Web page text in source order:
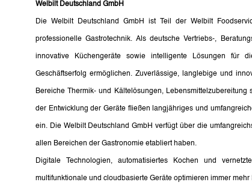
Welbilt Deutschland GmbH
Die Welbilt Deutschland GmbH ist Teil der Welbilt
professionelle Gastrotechnik. Als deutsche Vertriebs-,
innovative Küchengeräte sowie intelligente Lösungen für
Geschäftserfolg ermöglichen. Zuverlässige, langlebige und
Bereiche Thermik- und Kältelösungen,
der Entwicklung der Geräte fließen langjähriges und
ein. Die Welbilt Deutschland GmbH verfügt über die
allen Bereichen der Gastronomie etabliert haben.
Digitale Technologien, automatisiertes Kochen und
multifunktionale und cloudbasierte Geräte optimieren immer